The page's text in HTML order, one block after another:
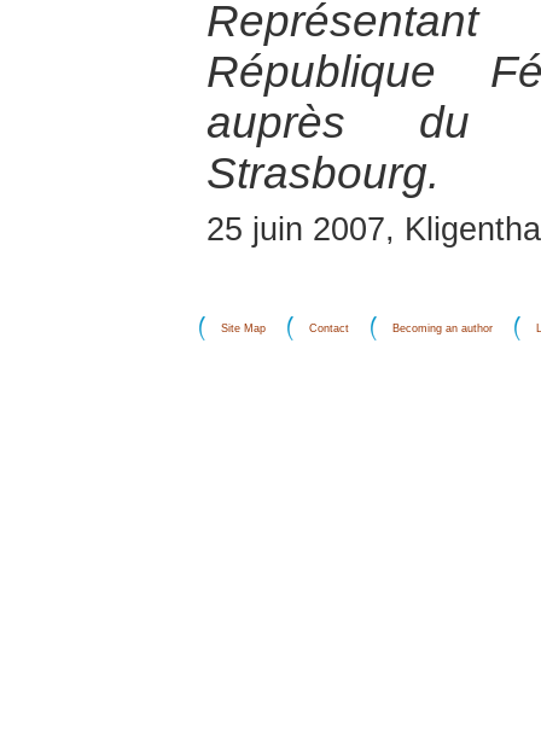
République
auprès du
Strasbourg.
25 juin 2007,
Site Map Contact Becoming an author